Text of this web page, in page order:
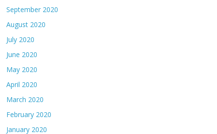
September 2020
August 2020
July 2020
June 2020
May 2020
April 2020
March 2020
February 2020
January 2020